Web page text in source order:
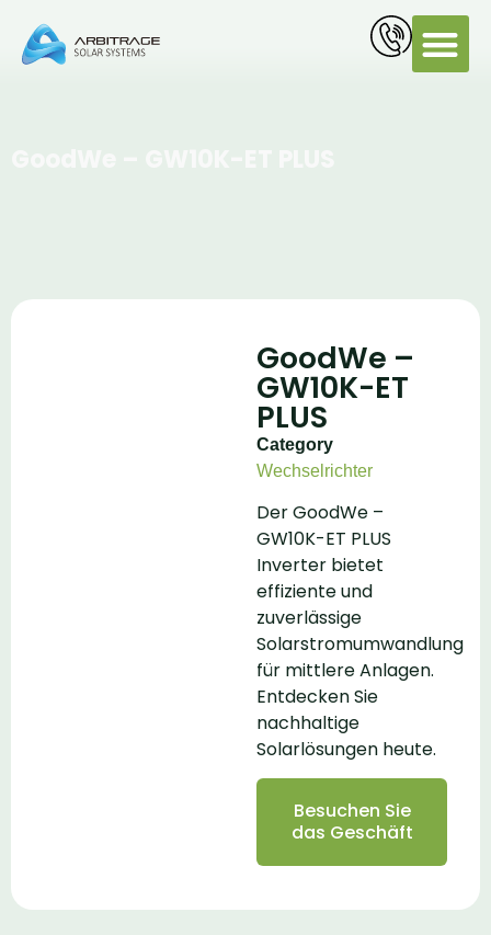
GoodWe –
GW10K-ET
PLUS
Category
Wechselrichter
Der GoodWe –
GW10K-ET PLUS
Inverter bietet
effiziente und
zuverlässige
Solarstromumwandlung
für mittlere Anlagen.
Entdecken Sie
nachhaltige
Solarlösungen heute.
Besuchen Sie
das Geschäft